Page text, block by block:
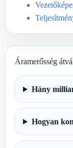
Áramerősség
Hány
Hogyan